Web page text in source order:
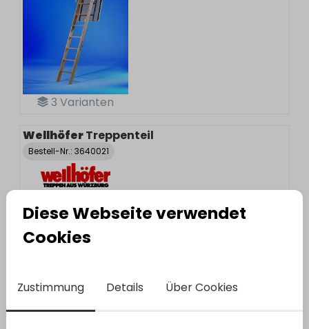
3 Varianten
WellhöferTreppenteil
Bestell-Nr.: 3640021
Diese Webseite verwendet
Cookies
Zustimmung Details Über Cookies